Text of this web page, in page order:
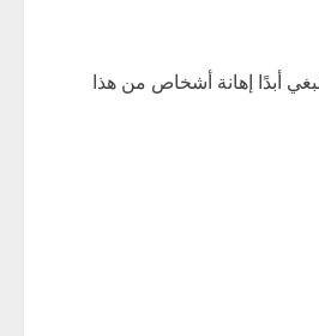
أبدًا إهانة أشخاص من هذا